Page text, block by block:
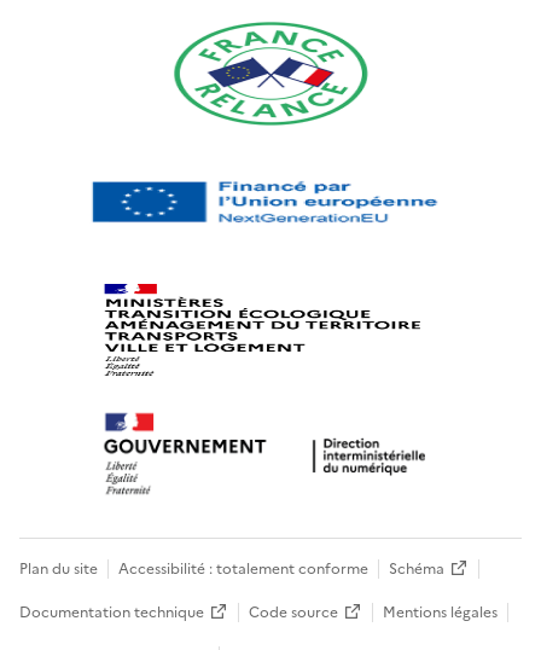
Plan du site Accessibilité : totalement conforme
Schéma
Documentation technique
Code source
Mentions légales